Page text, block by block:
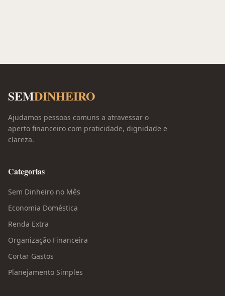
SEMDINHEIRO
Ajudamos pessoas comuns a atravessar o
aperto financeiro com praticidade, dignidade e
clareza.
Categorias
Sem Dinheiro no Mês
Economia Doméstica
Renda Extra
Organização Financeira
Cortar Gastos
Planejamento Simples